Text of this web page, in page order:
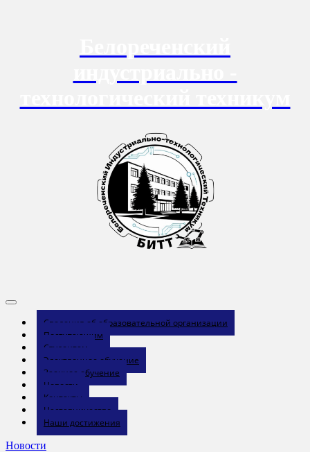
Сведения об образовательной организации
Поступающим
Студентам
Электронное обучение
Заочное обучение
Новости
Контакты
Наставничество
Наши достижения
Новости